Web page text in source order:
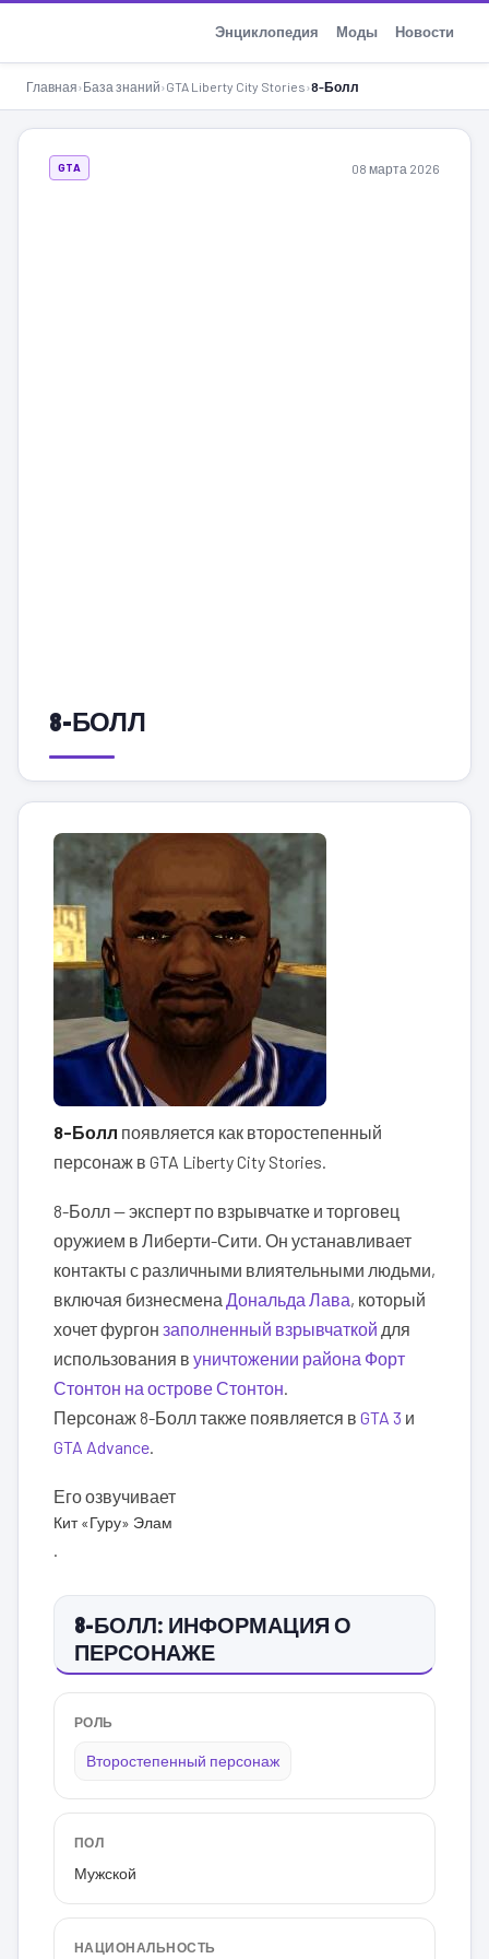
Энциклопедия Моды Новости
Главная›База знаний›GTA Liberty City Stories›8-Болл
GTA 08 марта 2026
8-БОЛЛ
8-Болл появляется как второстепенный
персонаж в GTA Liberty City Stories.
8-Болл — эксперт по взрывчатке и торговец
оружием в Либерти-Сити. Он устанавливает
контакты с различными влиятельными людьми,
включая бизнесмена Дональда Лава, который
хочет фургон заполненный взрывчаткой для
использования в уничтожении района Форт
Стонтон на острове Стонтон.
Персонаж 8-Болл также появляется в GTA 3 и
GTA Advance.
Его озвучивает
Кит «Гуру» Элам
.
8-БОЛЛ: ИНФОРМАЦИЯ О
ПЕРСОНАЖЕ
РОЛЬ
Второстепенный персонаж
ПОЛ
Мужской
НАЦИОНАЛЬНОСТЬ